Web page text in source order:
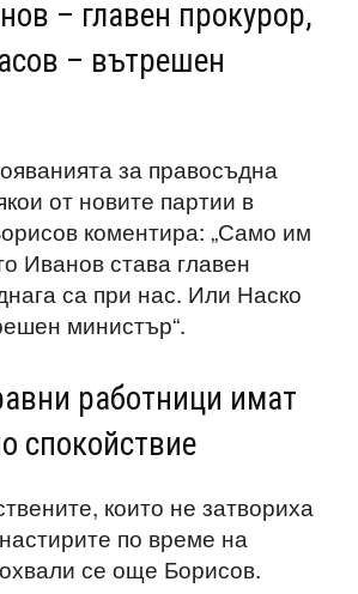
– главен прокурор,
– вътрешен
за правосъдна
от новите партии в
коментира: „Само им
Иванов става главен
са при нас. Или Наско
министър“.
работници имат
спокойствие
които не затвориха
по време на
се още Борисов.